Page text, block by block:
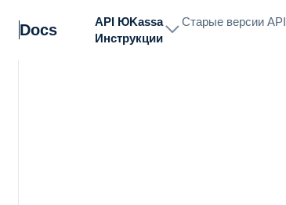
Docs
API ЮKassa
Инструкции
Старые версии API